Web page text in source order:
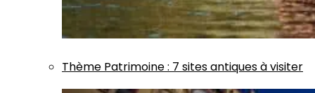
Thème Patrimoine: 7 sites antiques à visiter